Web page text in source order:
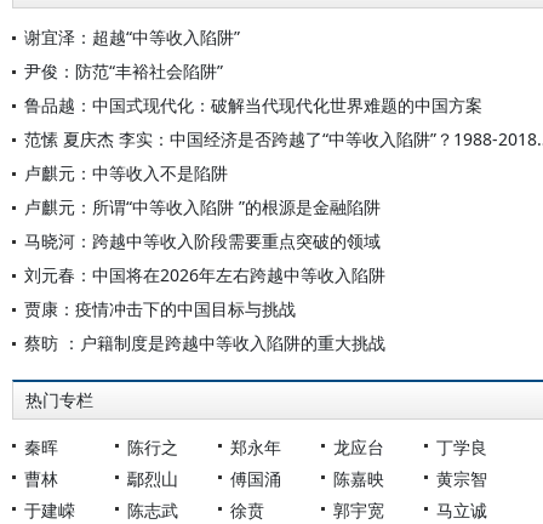
谢宜泽：超越“中等收入陷阱”
尹俊：防范“丰裕社会陷阱”
鲁品越：中国式现代化：破解当代现代化世界难题的中国方案
范愫 夏庆杰 李实：中国
卢麒元：中等收入不是陷阱
卢麒元：所谓“中等收入陷阱 ”的根源是金融陷阱
马晓河：跨越中等收入阶段需要重点突破的领域
刘元春：中国将在2026年左右跨越中等收入陷阱
贾康：疫情冲击下的中国目标与挑战
蔡昉 ：户籍制度是跨越中等收入陷阱的重大挑战
热门专栏
秦晖 陈行之 郑永年 龙应台
丁学良
曹林
鄢烈山 傅国涌 陈嘉映
黄宗智
于建嵘
陈志武 徐贲 郭宇宽 马立诚